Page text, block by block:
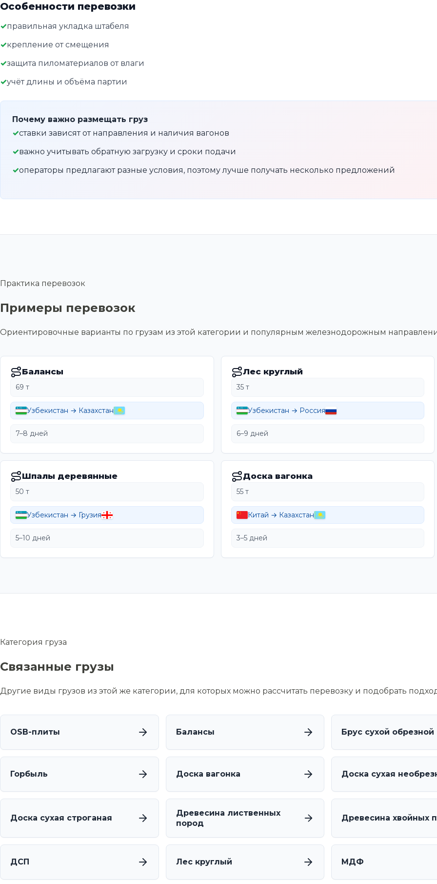
Особенности перевозки
правильная укладка штабеля
крепление от смещения
защита пиломатериалов от влаги
учёт длины и объёма партии
Почему важно размещать груз
ставки зависят от направления и наличия вагонов
важно учитывать обратную загрузку и сроки подачи
операторы предлагают разные условия, поэтому лучше получать несколько предложений
Практика перевозок
Примеры перевозок
Ориентировочные варианты по грузам из этой категории и популярным железнодорожным
Балансы
69 т
Узбекистан → Казахстан
7–8 дней
Лес круглый
35 т
Узбекистан → Россия
6–9 дней
Шпалы деревянные
50 т
Узбекистан → Грузия
5–10 дней
Доска вагонка
55 т
Китай → Казахстан
3–5 дней
Категория груза
Связанные грузы
Другие виды грузов из этой же категории, для которых можно рассчитать перевозку и подобрать
OSB-плиты Балансы Брус сухой обрезной
Горбыль Доска вагонка Доска сухая
Доска сухая строганая
Древесина лиственных
пород
Древесина хвойных
ДСП Лес круглый МДФ